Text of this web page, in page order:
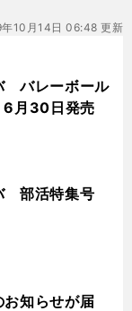
10月14日 06:48 更新
バレーボール
月30日発売
部活特集号
知らせが届